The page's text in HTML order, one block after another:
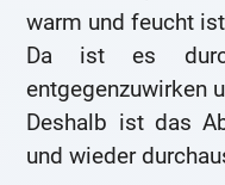
warm und feucht
Da ist es
entgegenzuwirken
Deshalb ist das
und wieder